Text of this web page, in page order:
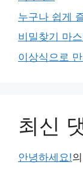
누구나 쉽게
비밀찾기 마
이상식으로
최신
안녕하세요!의